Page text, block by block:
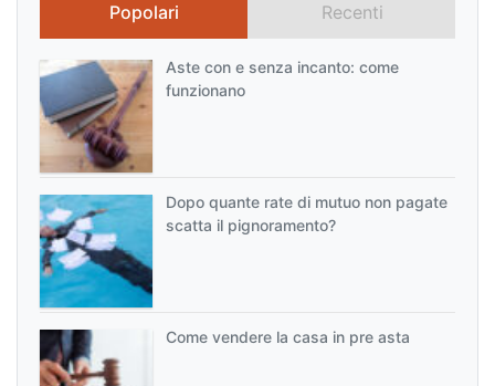
Popolari Recenti
Aste con e senza incanto: come
funzionano
Dopo quante rate di mutuo non pagate
scatta il pignoramento?
Come vendere la casa in pre asta